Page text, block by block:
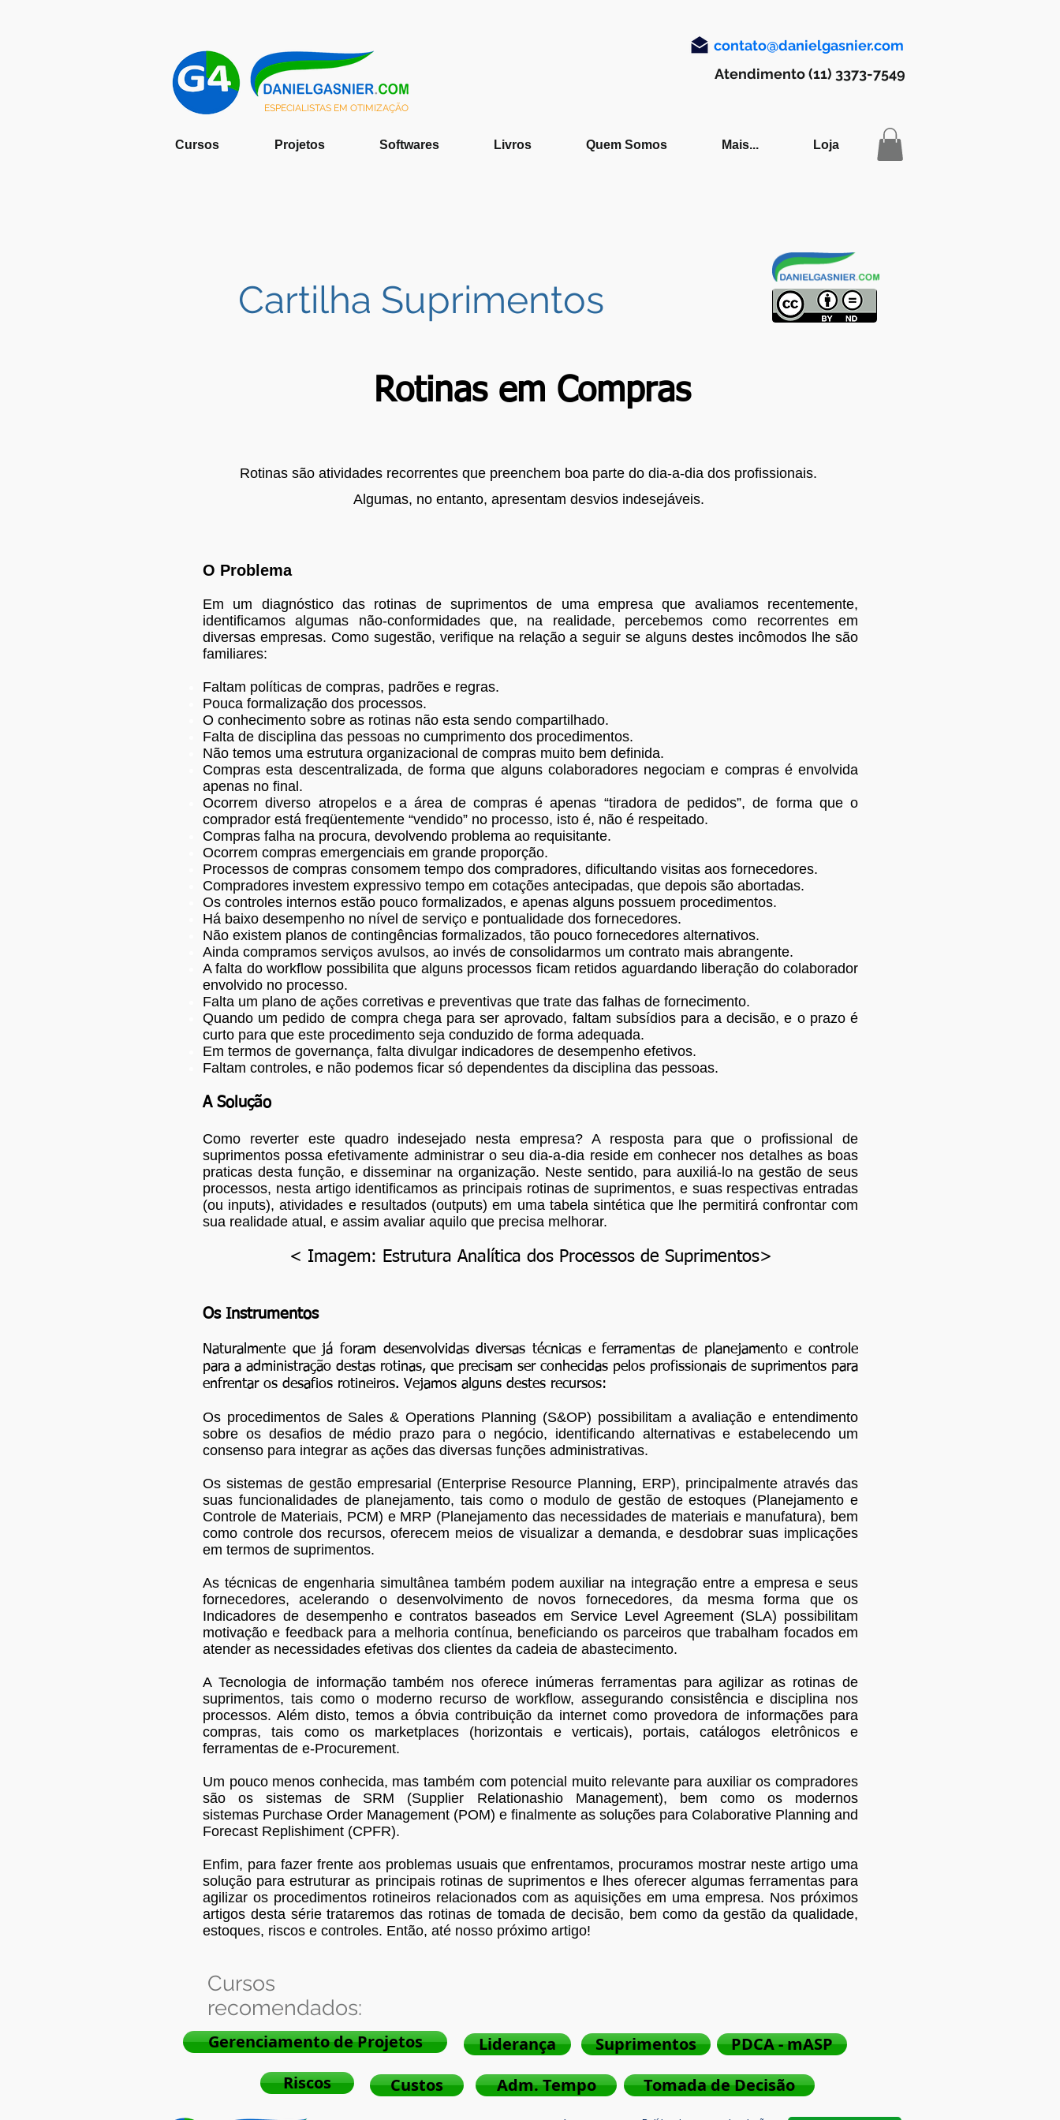
ESPECIALISTAS EM OTIMIZAÇÃO
contato@danielgasnier.com
Atendimento (11) 3373-7549
Cursos Projetos Softwares Livros Quem Somos Mais... Loja
Cartilha Suprimentos
Rotinas em Compras
Rotinas são atividades recorrentes que preenchem boa parte do dia-a-dia dos profissionais.
Algumas, no entanto, apresentam desvios indesejáveis.
O Problema
Em um diagnóstico das rotinas de suprimentos de uma empresa que avaliamos recentemente,
identificamos algumas não-conformidades que, na realidade, percebemos como recorrentes em
diversas empresas. Como sugestão, verifique na relação a seguir se alguns destes incômodos lhe são
familiares:
Faltam políticas de compras, padrões e regras.
Pouca formalização dos processos.
O conhecimento sobre as rotinas não esta sendo compartilhado.
Falta de disciplina das pessoas no cumprimento dos procedimentos.
Não temos uma estrutura organizacional de compras muito bem definida.
Compras esta descentralizada, de forma que alguns colaboradores negociam e compras é envolvida
apenas no final.
Ocorrem diverso atropelos e a área de compras é apenas “tiradora de pedidos”, de forma que o
comprador está freqüentemente “vendido” no processo, isto é, não é respeitado.
Compras falha na procura, devolvendo problema ao requisitante.
Ocorrem compras emergenciais em grande proporção.
Processos de compras consomem tempo dos compradores, dificultando visitas aos fornecedores.
Compradores investem expressivo tempo em cotações antecipadas, que depois são abortadas.
Os controles internos estão pouco formalizados, e apenas alguns possuem procedimentos.
Há baixo desempenho no nível de serviço e pontualidade dos fornecedores.
Não existem planos de contingências formalizados, tão pouco fornecedores alternativos.
Ainda compramos serviços avulsos, ao invés de consolidarmos um contrato mais abrangente.
A falta do workflow possibilita que alguns processos ficam retidos aguardando liberação do colaborador
envolvido no processo.
Falta um plano de ações corretivas e preventivas que trate das falhas de fornecimento.
Quando um pedido de compra chega para ser aprovado, faltam subsídios para a decisão, e o prazo é
curto para que este procedimento seja conduzido de forma adequada.
Em termos de governança, falta divulgar indicadores de desempenho efetivos.
Faltam controles, e não podemos ficar só dependentes da disciplina das pessoas.
A Solução
Como reverter este quadro indesejado nesta empresa? A resposta para que o profissional de
suprimentos possa efetivamente administrar o seu dia-a-dia reside em conhecer nos detalhes as boas
praticas desta função, e disseminar na organização. Neste sentido, para auxiliá-lo na gestão de seus
processos, nesta artigo identificamos as principais rotinas de suprimentos, e suas respectivas entradas
(ou inputs), atividades e resultados (outputs) em uma tabela sintética que lhe permitirá confrontar com
sua realidade atual, e assim avaliar aquilo que precisa melhorar.
< Imagem: Estrutura Analítica dos Processos de Suprimentos>
Os Instrumentos
Naturalmente que já foram desenvolvidas diversas técnicas e ferramentas de planejamento e controle
para a administração destas rotinas, que precisam ser conhecidas pelos profissionais de suprimentos para
enfrentar os desafios rotineiros. Vejamos alguns destes recursos:
Os procedimentos de Sales & Operations Planning (S&OP) possibilitam a avaliação e entendimento
sobre os desafios de médio prazo para o negócio, identificando alternativas e estabelecendo um
consenso para integrar as ações das diversas funções administrativas.
Os sistemas de gestão empresarial (Enterprise Resource Planning, ERP), principalmente através das
suas funcionalidades de planejamento, tais como o modulo de gestão de estoques (Planejamento e
Controle de Materiais, PCM) e MRP (Planejamento das necessidades de materiais e manufatura), bem
como controle dos recursos, oferecem meios de visualizar a demanda, e desdobrar suas implicações
em termos de suprimentos.
As técnicas de engenharia simultânea também podem auxiliar na integração entre a empresa e seus
fornecedores, acelerando o desenvolvimento de novos fornecedores, da mesma forma que os
Indicadores de desempenho e contratos baseados em Service Level Agreement (SLA) possibilitam
motivação e feedback para a melhoria contínua, beneficiando os parceiros que trabalham focados em
atender as necessidades efetivas dos clientes da cadeia de abastecimento.
A Tecnologia de informação também nos oferece inúmeras ferramentas para agilizar as rotinas de
suprimentos, tais como o moderno recurso de workflow, assegurando consistência e disciplina nos
processos. Além disto, temos a óbvia contribuição da internet como provedora de informações para
compras, tais como os marketplaces (horizontais e verticais), portais, catálogos eletrônicos e
ferramentas de e-Procurement.
Um pouco menos conhecida, mas também com potencial muito relevante para auxiliar os compradores
são os sistemas de SRM (Supplier Relationashio Management), bem como os modernos
sistemas Purchase Order Management (POM) e finalmente as soluções para Colaborative Planning and
Forecast Replishiment (CPFR).
Enfim, para fazer frente aos problemas usuais que enfrentamos, procuramos mostrar neste artigo uma
solução para estruturar as principais rotinas de suprimentos e lhes oferecer algumas ferramentas para
agilizar os procedimentos rotineiros relacionados com as aquisições em uma empresa. Nos próximos
artigos desta série trataremos das rotinas de tomada de decisão, bem como da gestão da qualidade,
estoques, riscos e controles. Então, até nosso próximo artigo!
Cursos
recomendados:
Gerenciamento de Projetos
Riscos
Custos
Liderança Suprimentos
PDCA - mASP
Adm. Tempo
Tomada de Decisão